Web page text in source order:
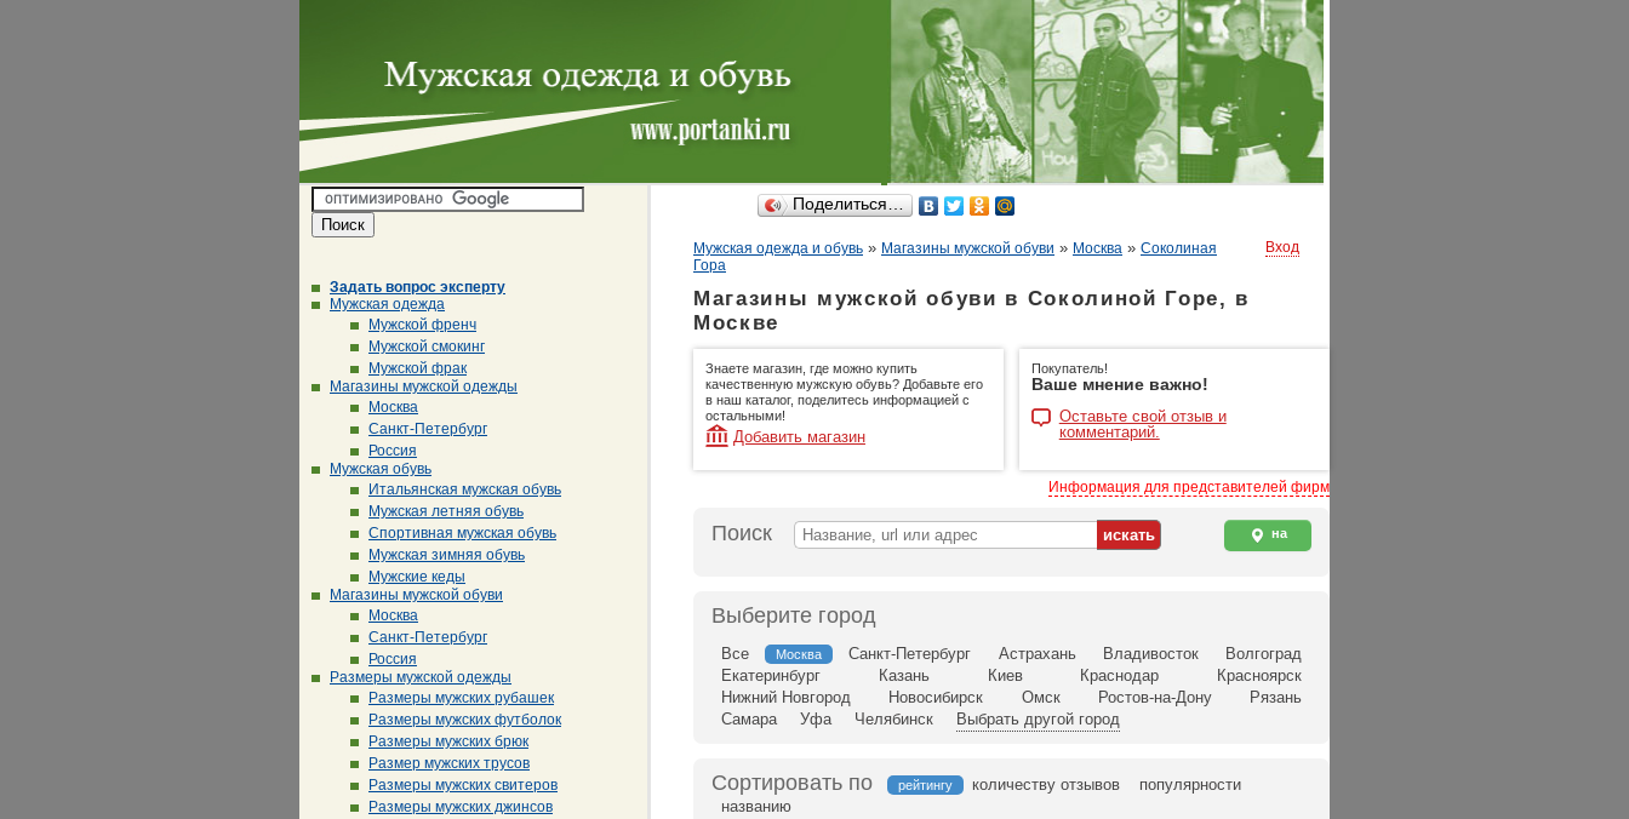
Задать вопрос эксперту
Мужская одежда
Мужской френч
Мужской смокинг
Мужской фрак
Магазины мужской одежды
Москва
Санкт-Петербург
Россия
Мужская обувь
Итальянская мужская обувь
Мужская летняя обувь
Спортивная мужская обувь
Мужская зимняя обувь
Мужские кеды
Магазины мужской обуви
Москва
Санкт-Петербург
Россия
Размеры мужской одежды
Размеры мужских рубашек
Размеры мужских футболок
Размеры мужских брюк
Размер мужских трусов
Размеры мужских свитеров
Размеры мужских джинсов
Поделиться…
Мужская одежда и обувь » Магазины мужской обуви » Москва » Соколиная
Гора
Вход
Магазины мужской обуви в Соколиной Горе, в
Москве
Знаете магазин, где можно купить
качественную мужскую обувь? Добавьте его
в наш каталог, поделитесь информацией с
остальными!
Добавить магазин
Покупатель!
Ваше мнение важно!
Оставьте свой отзыв и
комментарий.
Информация для представителей фирм
Поиск
на
Выберите город
Все Москва Санкт-Петербург Астрахань Владивосток
Волгоград
Екатеринбург
Казань Киев Краснодар
Красноярск
Нижний Новгород
Новосибирск Омск Ростов-на-Дону
Рязань
Самара
Уфа Челябинск Выбрать другой город
Сортировать по рейтингу количеству отзывов
популярности
названию